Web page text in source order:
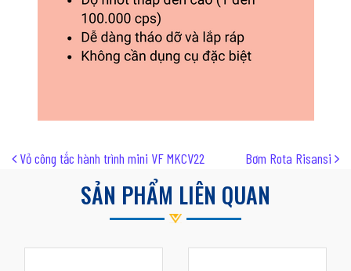
Post navigation
Vỏ công tắc hành trình mini VF MKCV22 Bơm Rota Risansi
SẢN PHẨM LIÊN QUAN